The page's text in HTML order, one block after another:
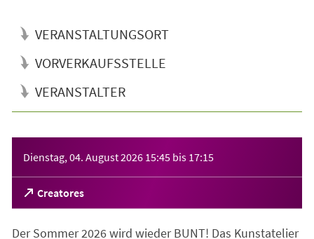
VERANSTALTUNGSORT
VORVERKAUFSSTELLE
VERANSTALTER
Dienstag, 04. August 2026 15:45 bis 17:15
Creatores
(Öffnet
in
neuen
Der Sommer 2026 wird wieder BUNT! Das Kunstatelier